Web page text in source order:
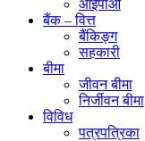
आईपीओ
बैंक – वित्त
बैंकिङ्ग
सहकारी
बीमा
जीवन बीमा
निर्जीवन बीमा
विविध
पत्रपत्रिका